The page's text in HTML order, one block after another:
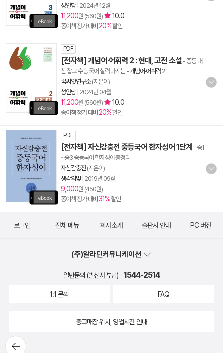
성안당| 2024년 12월
11,200원 (560원) 10.0
종이책 정가 대비 20%할인
PDF
[전자책] 개념어·어휘력 2 : 현대, 고전 소설 - 중등 내
신 잡고 수능 국어 실력 다지는-개념어·어휘력 2
꿈씨앗연구소(지은이)
성안당| 2024년 04월
11,200원 (560원) 10.0
종이책 정가 대비 20%할인
PDF
[전자책] 자신감충전 중등국어 한자성어 1단계 - 중1
~중3 중등국어 한자성어 총정리
자신감충전(지은이)
생각의빛 2019년 09월
9,000원 (450원)
종이책 정가 대비 31%할인
뒤로가
로그인 전체 메뉴 회사 소개 출판사 안내 PC 버전
(주)알라딘커뮤니케이션
일반문의 (발신자 부담) 1544-2514
1:1 문의 FAQ
중고매장 위치, 영업시간 안내